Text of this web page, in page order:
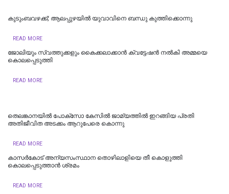
കുടുംബവഴക്ക്; ആലപ്പുഴയില്‍ യുവാവിനെ ബന്ധു കുത്തിക്കൊന്നു
READ MORE
ജോലിയും സ്വത്തുക്കളും കൈക്കലാക്കാൻ ക്വട്ടേഷൻ നൽകി അമ്മയെ
കൊലപ്പെടുത്തി
READ MORE
തെലങ്കാനയിൽ പോക്‌സോ കേസില്‍ ജാമ്യത്തില്‍ ഇറങ്ങിയ പ്രതി
അതിജീവിത അടക്കം ആറുപേരെ കൊന്നു
READ MORE
കാസര്‍കോട് അന്യസംസ്ഥാന തൊഴിലാളിയെ തീ കൊളുത്തി
കൊലപ്പെടുത്താന്‍ ശ്രമം
READ MORE